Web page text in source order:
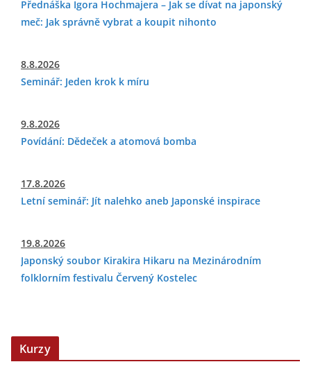
Přednáška Igora Hochmajera – Jak se dívat na japonský
meč: Jak správně vybrat a koupit nihonto
8.8.2026
Seminář: Jeden krok k míru
9.8.2026
Povídání: Dědeček a atomová bomba
17.8.2026
Letní seminář: Jít nalehko aneb Japonské inspirace
19.8.2026
Japonský soubor Kirakira Hikaru na Mezinárodním
folklorním festivalu Červený Kostelec
Kurzy